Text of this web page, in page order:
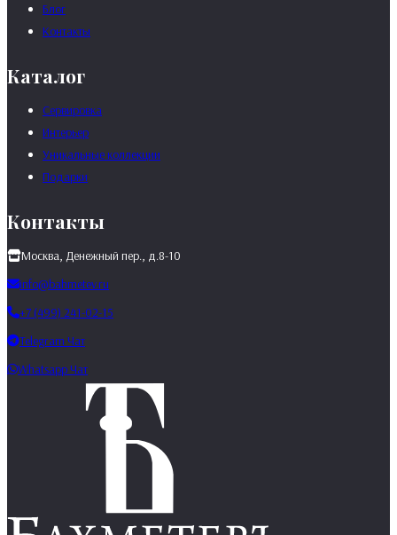
Блог
Контакты
Каталог
Сервировка
Интерьер
Уникальные коллекции
Подарки
Контакты
Москва, Денежный пер., д.8-10
info@bahmetev.ru
+7 (499) 241-02-15
Telegram Чат
Whatsapp Чат